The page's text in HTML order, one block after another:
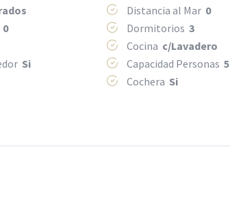
Distancia al Mar 0
0 Dormitorios3
Cocina c/Lavadero
Si Capacidad Personas5
Cochera Si